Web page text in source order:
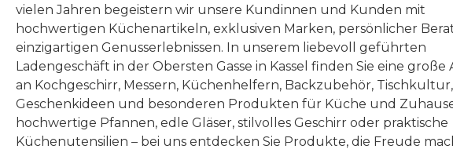
vielen Jahren begeistern wir unsere Kundinnen und Kunden mit
hochwertigen Küchenartikeln, exklusiven Marken, persönlicher
einzigartigen Genusserlebnissen. In unserem liebevoll geführten
Ladengeschäft in der Obersten Gasse in Kassel finden Sie eine große
an Kochgeschirr, Messern, Küchenhelfern, Backzubehör, Tischkultur,
Geschenkideen und besonderen Produkten für Küche und
hochwertige Pfannen, edle Gläser, stilvolles Geschirr oder praktische
Küchenutensilien – bei uns entdecken Sie Produkte, die Freude